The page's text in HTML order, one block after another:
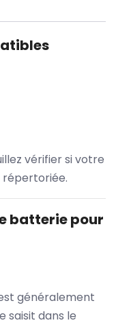
vérifier si votre
batterie pour
généralement
saisit dans le